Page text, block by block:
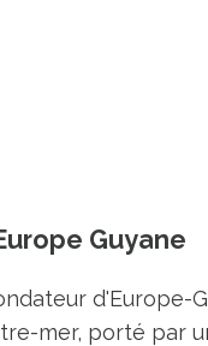
Guyane
d'Europe-
mer, porté par